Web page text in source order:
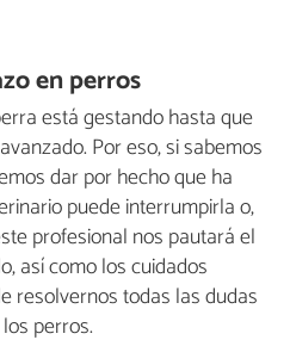
en perros
está gestando hasta que
Por eso, si sabemos
dar por hecho que ha
puede interrumpirla o,
profesional nos pautará el
así como los cuidados
resolvernos todas las dudas
perros.